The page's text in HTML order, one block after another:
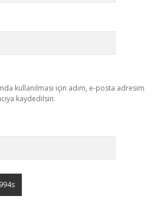
kullanılması için adım, e-posta adresim
kaydedilsin.